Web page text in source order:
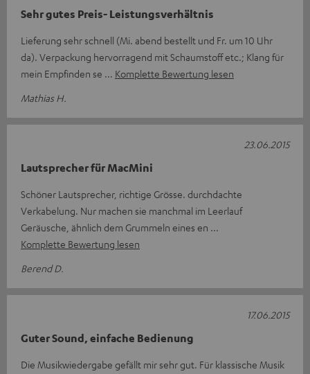
Sehr gutes Preis- Leistungsverhältnis
Lieferung sehr schnell (Mi. abend bestellt und Fr. um 10 Uhr
da). Verpackung hervorragend mit Schaumstoff etc.; Klang für
mein Empfinden se
Komplette Bewertung lesen
Mathias H.
Lautsprecher für MacMini
Schöner Lautsprecher, richtige Grösse. durchdachte
Verkabelung. Nur machen sie manchmal im Leerlauf
Geräusche, ähnlich dem Grummeln eines en
Komplette Bewertung lesen
Berend D.
23.06.2015
Guter Sound, einfache Bedienung
Die Musikwiedergabe gefällt mir sehr gut. Für klassische Musik
17.06.2015